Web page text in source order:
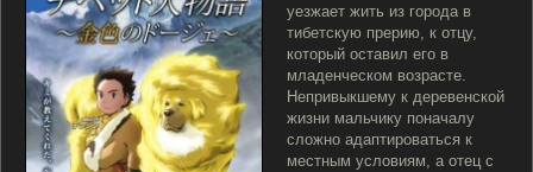
уезжает жить из города в
тибетскую прерию, к отцу,
который оставил его в
младенческом возрасте.
Непривыкшему к деревенской
жизни мальчику поначалу
сложно адаптироваться к
местным условиям, а отец с